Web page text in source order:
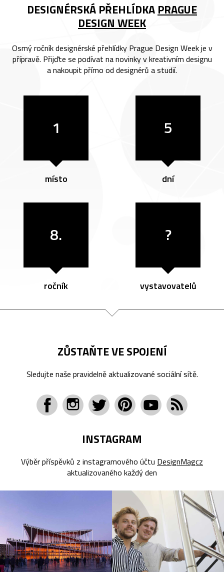
DESIGNÉRSKÁ PŘEHLÍDKA PRAGUE
DESIGN WEEK
Osmý ročník designérské přehlídky Prague Design Week je v
přípravě. Přijďte se podívat na novinky v kreativním designu
a nakoupit přímo od designérů a studií.
1
místo
5
dní
8.
ročník
?
vystavovatelů
ZŮSTAŇTE VE SPOJENÍ
Sledujte naše pravidelně aktualizované sociální sítě.
INSTAGRAM
Výběr příspěvků z instagramového účtu DesignMagcz
aktualizovaného každý den